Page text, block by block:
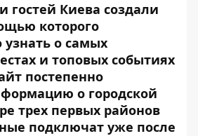
гостей Киева создали
которого
о самых
и топовых событиях
постепенно
о городской
трех первых районов
подключат уже после